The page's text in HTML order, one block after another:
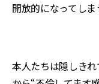
開放的になってしま
本人たちは隠しきれ